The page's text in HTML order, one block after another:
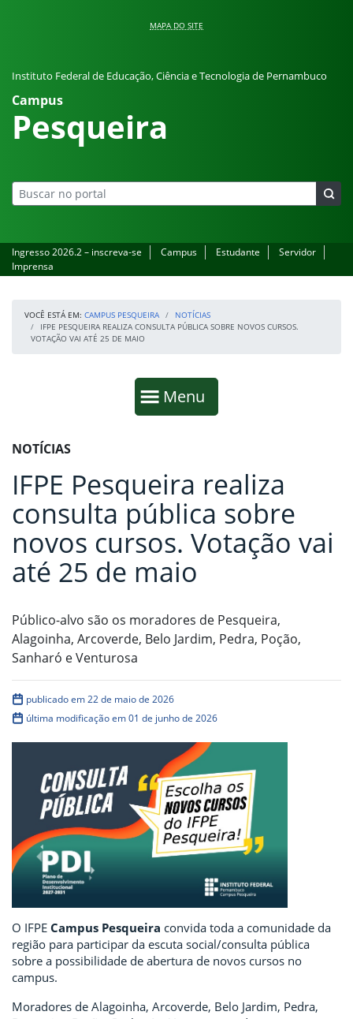
MAPA DO SITE
Instituto Federal de Educação, Ciência e Tecnologia de Pernambuco
Campus
Pesqueira
Ingresso 2026.2 – inscreva-se Campus Estudante
Servidor
Imprensa
VOCÊ ESTÁ EM: CAMPUS PESQUEIRA
NOTÍCIAS
IFPE PESQUEIRA REALIZA CONSULTA PÚBLICA SOBRE NOVOS CURSOS.
VOTAÇÃO VAI ATÉ 25 DE MAIO
Mostrar
Menu
Fim da navegação
Início do conteúdo
NOTÍCIAS
IFPE Pesqueira realiza
consulta pública sobre
novos cursos. Votação vai
até 25 de maio
Público-alvo são os moradores de Pesqueira,
Alagoinha, Arcoverde, Belo Jardim, Pedra, Poção,
Sanharó e Venturosa
publicado em 22 de maio de 2026
última modificação em 01 de junho de 2026
O IFPE Campus Pesqueira convida toda a comunidade da
região para participar da escuta social/consulta pública
sobre a possibilidade de abertura de novos cursos no
campus.
Moradores de Alagoinha, Arcoverde, Belo Jardim, Pedra,